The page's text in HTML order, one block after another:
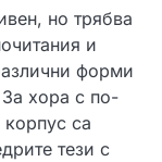
но трябва
и
форми
хора с по-
са
тези с